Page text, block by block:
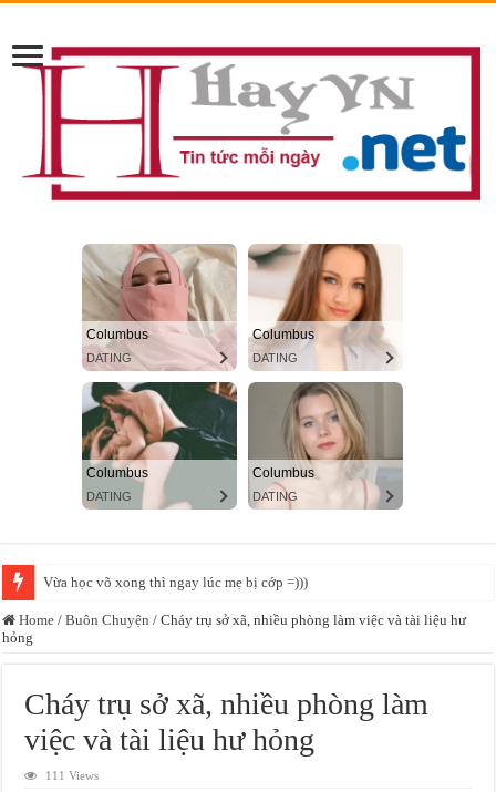
Vừa học võ xong thì ngay lúc mẹ bị cớp =)))
Home / Buôn Chuyện / Cháy trụ sở xã, nhiều phòng làm việc và tài liệu hư
hỏng
Cháy trụ sở xã, nhiều phòng làm
việc và tài liệu hư hỏng
111 Views